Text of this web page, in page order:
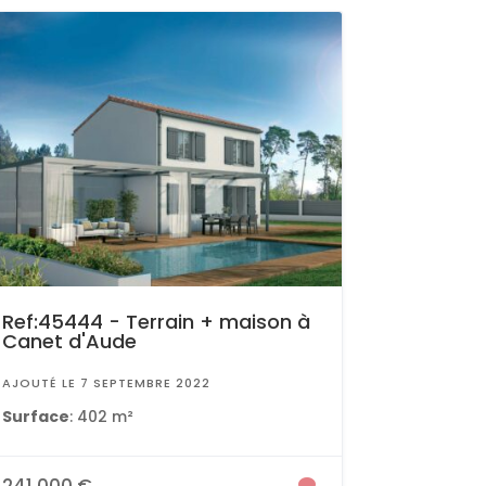
Ref:45444 - Terrain + maison à
Canet d'Aude
AJOUTÉ LE 7 SEPTEMBRE 2022
Surface: 402 m²